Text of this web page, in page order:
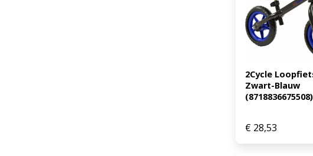
2Cycle
Zwart-Blauw
(8718836675508)
€ 28,53